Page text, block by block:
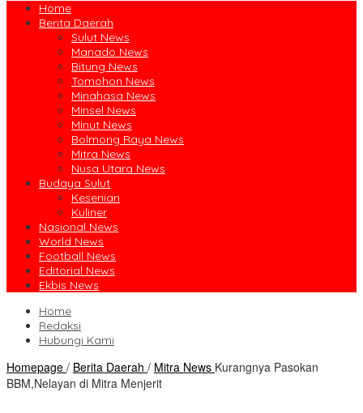
Home
Berita Daerah
Sulut News
Manado News
Bitung News
Tomohon News
Minahasa News
Minsel News
Minut News
Bolmong Raya News
Mitra News
Nusa Utara News
Budaya Sulut
Kesenian
Kuliner
Nasional News
World News
Football News
Editorial News
Ekbis News
Home
Redaksi
Hubungi Kami
Homepage / Berita Daerah / Mitra News Kurangnya Pasokan
BBM,Nelayan di Mitra Menjerit